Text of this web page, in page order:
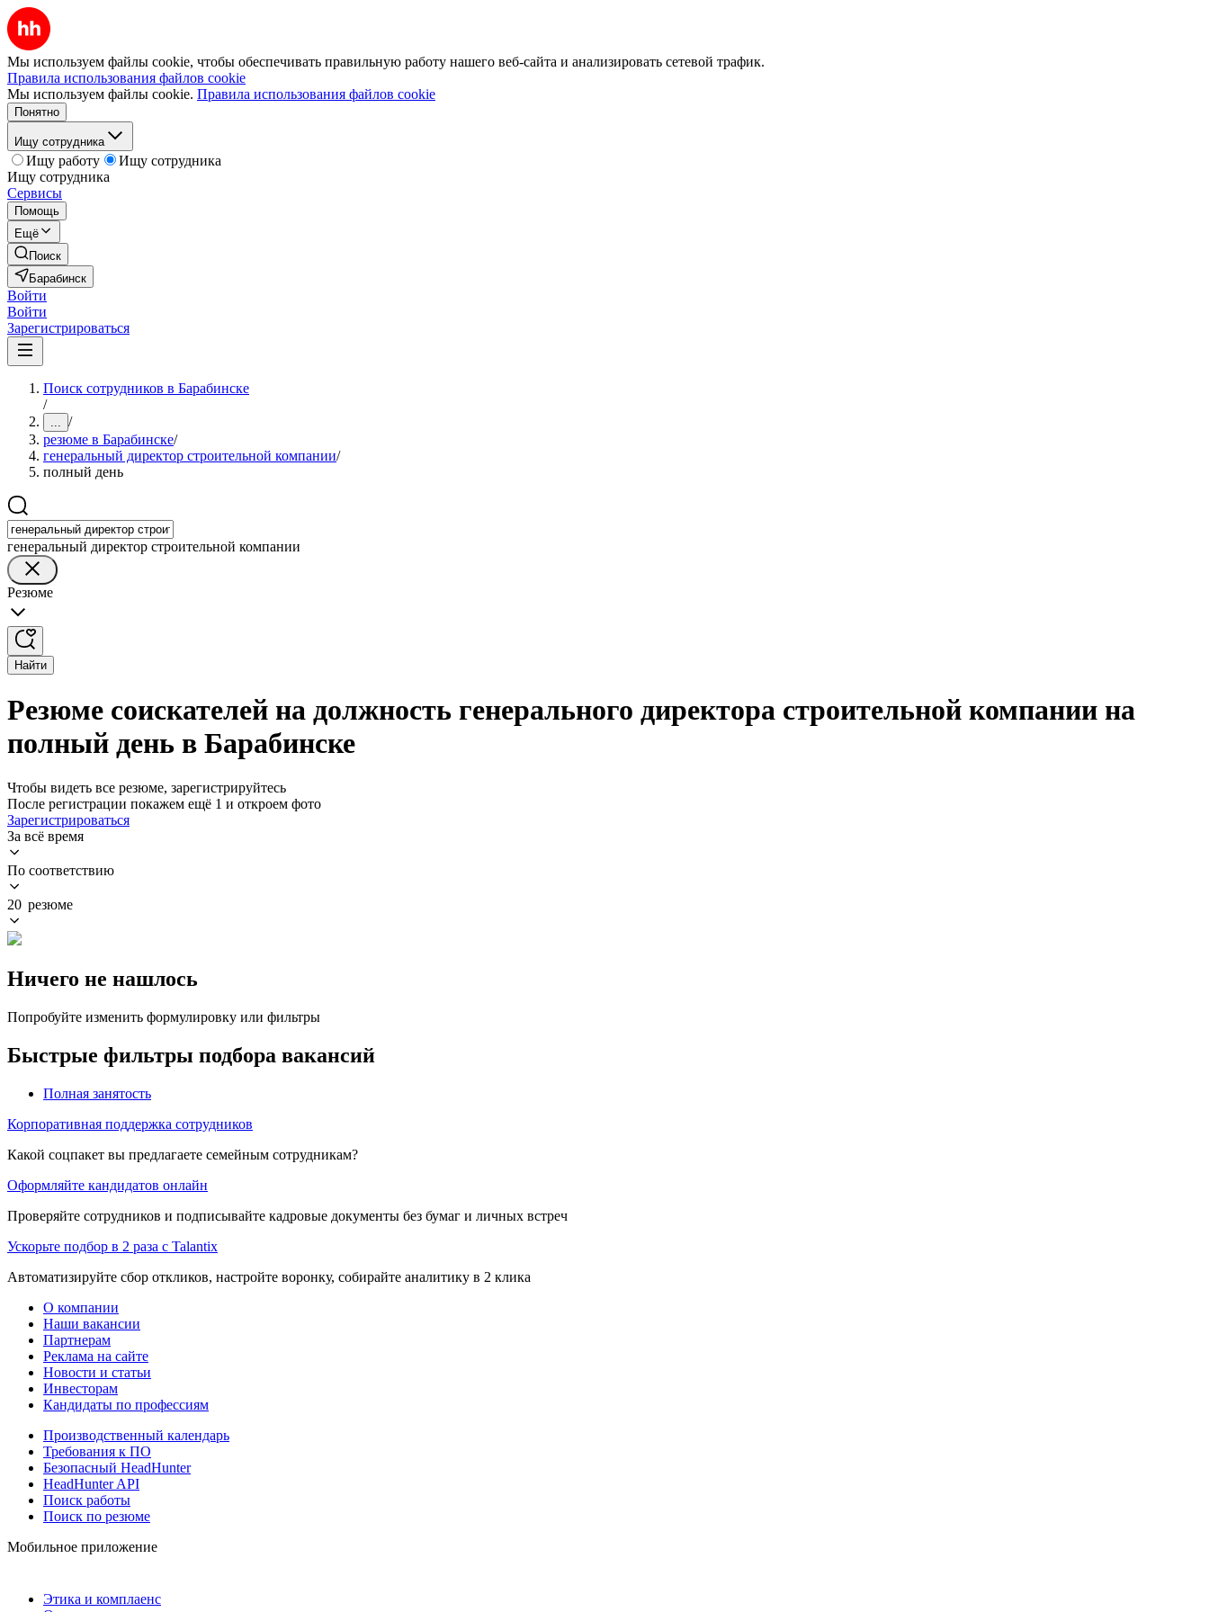
Мы используем файлы cookie, чтобы обеспечивать правильную работу нашего веб-сайта и анализировать сетевой трафик.
Правила использования файлов cookie
Мы используем файлы cookie. Правила использования файлов cookie
Понятно
Ищу сотрудника
Ищу работу
Ищу сотрудника
Ищу сотрудника
Сервисы
Помощь
Ещё
Поиск
Барабинск
Войти
Войти
Зарегистрироваться
Поиск сотрудников в Барабинске
/
... /
резюме в Барабинске/
генеральный директор строительной компании/
полный день
генеральный директор строительной компании
Резюме
Найти
Резюме соискателей на должность генерального директора строительной компании на
полный день в Барабинске
Чтобы видеть все резюме, зарегистрируйтесь
После регистрации покажем ещё 1 и откроем фото
Зарегистрироваться
За всё время
По соответствию
20 резюме
Ничего не нашлось
Попробуйте изменить формулировку или фильтры
Быстрые фильтры подбора вакансий
Полная занятость
Корпоративная поддержка сотрудников
Какой соцпакет вы предлагаете семейным сотрудникам?
Оформляйте кандидатов онлайн
Проверяйте сотрудников и подписывайте кадровые документы без бумаг и личных встреч
Ускорьте подбор в 2 раза с Talantix
Автоматизируйте сбор откликов, настройте воронку, собирайте аналитику в 2 клика
О компании
Наши вакансии
Партнерам
Реклама на сайте
Новости и статьи
Инвесторам
Кандидаты по профессиям
Производственный календарь
Требования к ПО
Безопасный HeadHunter
HeadHunter API
Поиск работы
Поиск по резюме
Мобильное приложение
Этика и комплаенс